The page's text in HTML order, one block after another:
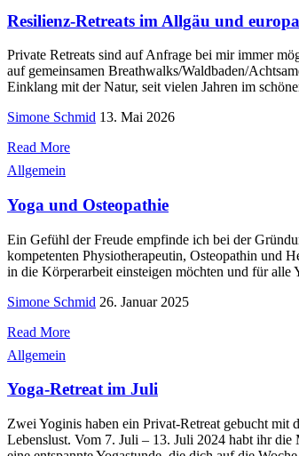
Resilienz-Retreats im Allgäu und
Private Retreats sind auf Anfrage bei mir immer
auf gemeinsamen Breathwalks/Waldbaden/
Einklang mit der Natur, seit vielen Jahren im
Simone Schmid 13. Mai 2026
Read More
Allgemein
Yoga und Osteopathie
Ein Gefühl der Freude empfinde ich bei der
kompetenten Physiotherapeutin, Osteopathin und
in die Körperarbeit einsteigen möchten und für alle
Simone Schmid 26. Januar 2025
Read More
Allgemein
Yoga-Retreat im Juli
Zwei Yoginis haben ein Privat-Retreat gebucht
Lebenslust. Vom 7. Juli – 13. Juli 2024 habt ihr